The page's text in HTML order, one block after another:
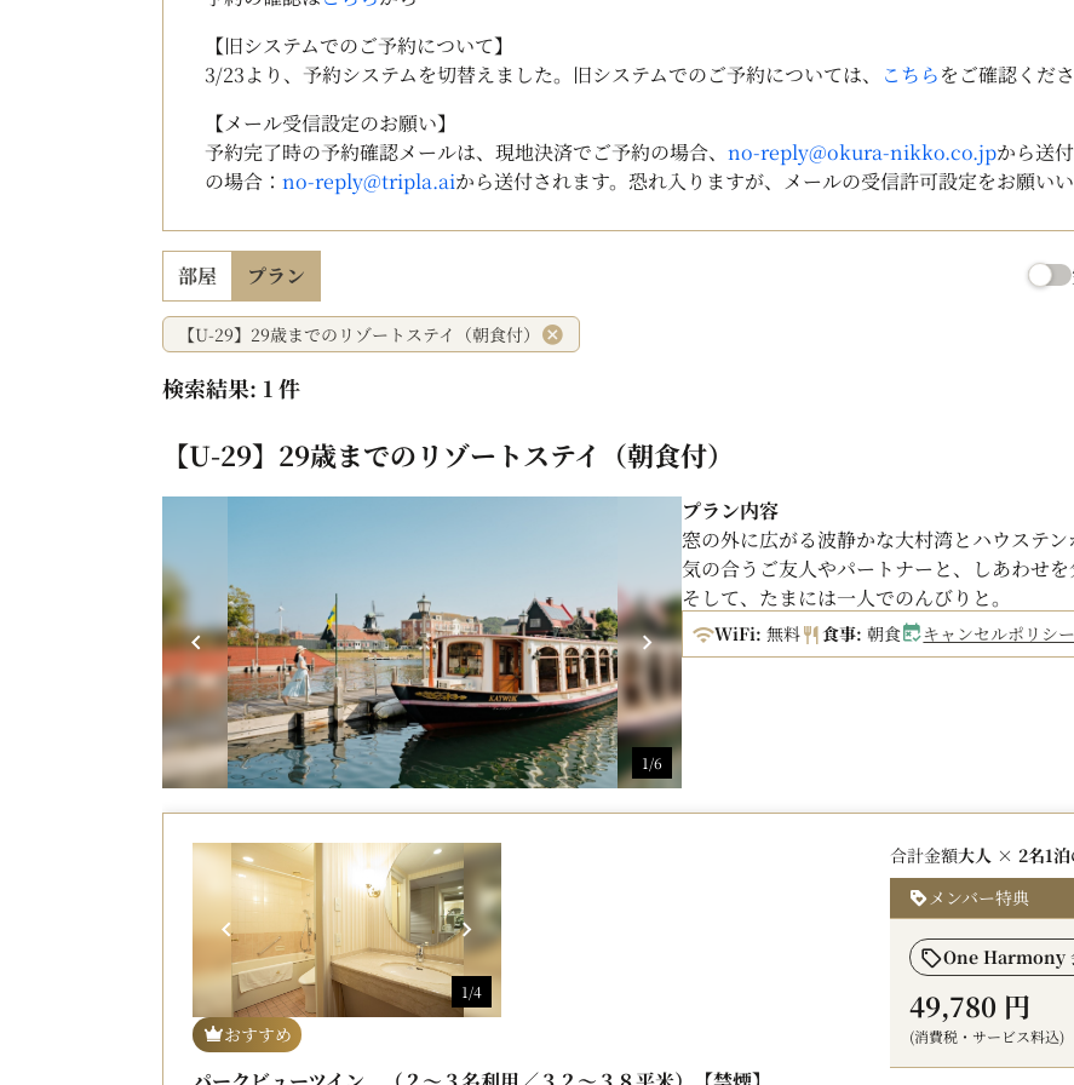
【旧システムでのご予約について】
3/23より、予約システムを切替えました。旧システムでのご予約については、
こちらをご確認くださ
【メール受信設定のお願い】
予約完了時の予約確認メールは、現地決済でご予約の場合、no-reply@okura-nikko.co.jpから送
の場合：no-reply@tripla.aiから送付されます。恐れ入りますが、メールの受信許可設定をお願いい
部屋 プラン
【U-29】29歳までのリゾートステイ（朝食付）
検索結果: 1 件
【U-29】29歳までのリゾートステイ（朝食付）
1/6
プラン内容
窓の外に広がる波静かな大村湾とハウステ
気の合うご友人やパートナーと、しあわせを
そして、たまには一人でのんびりと。
新たな時代の若者を応援する特別プランです
・料金には、ご朝食が含まれております。
・ハウステンボス入場券などは含まれており
（ホテル2階にて、ハウステンボスの一部
■有料駐車場 （ホテル敷地内）
・1泊1台あたり 税込1,000円 （ご利用は、
※チェックアウト日の12時以降は1時間あ
WiFi:無料 食事:朝食 キャンセルポリシー
1/4
おすすめ
合計金額大人 × 2名1
メンバー特典
One Harmony
49,780 円
(消費税・サービス料込)